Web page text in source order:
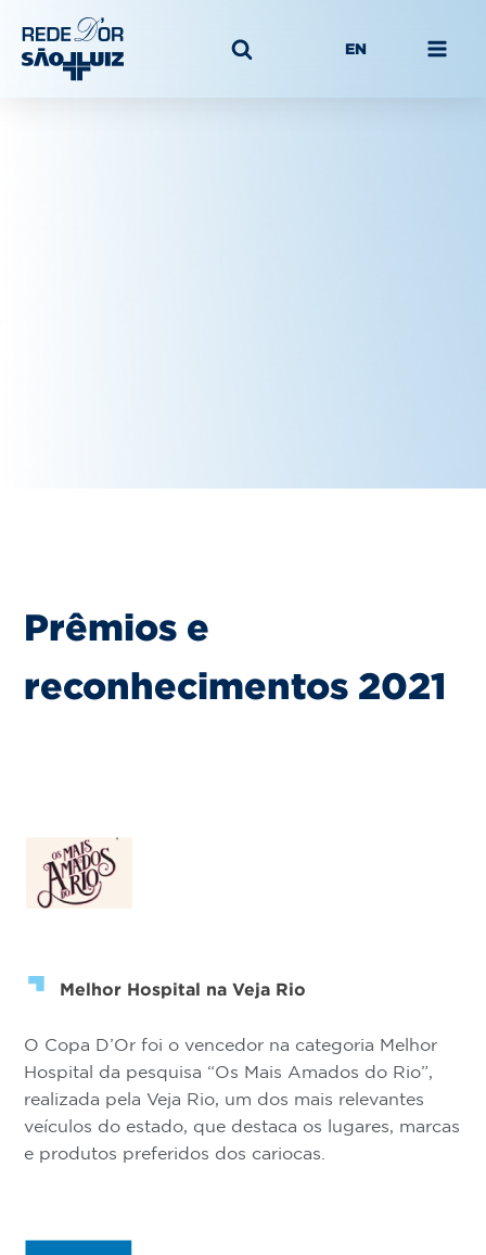
EN
CRÉDITOS
Prêmios e
reconhecimentos 2021
Melhor Hospital na Veja Rio
O Copa D’Or foi o vencedor na categoria Melhor
Hospital da pesquisa “Os Mais Amados do Rio”,
realizada pela Veja Rio, um dos mais relevantes
veículos do estado, que destaca os lugares, marcas
e produtos preferidos dos cariocas.